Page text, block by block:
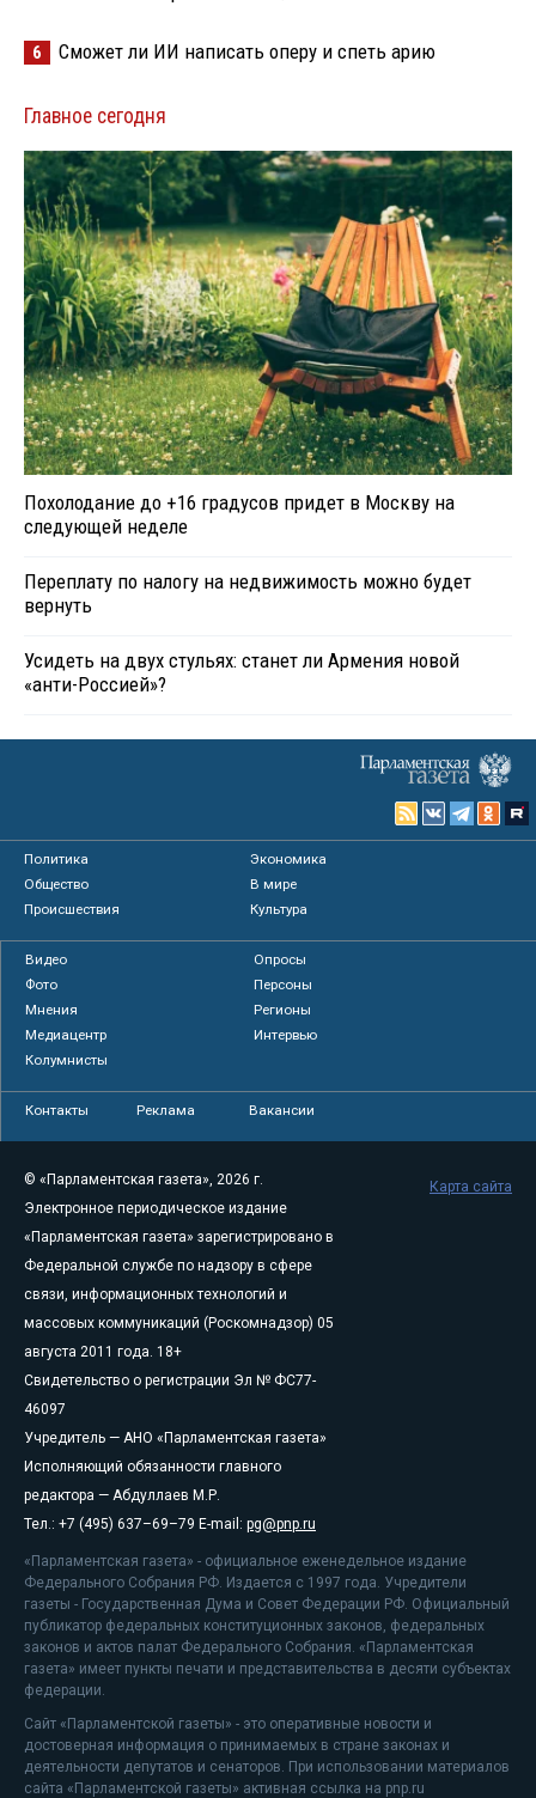
6 Сможет ли ИИ написать оперу и спеть арию
Главное сегодня
Похолодание до +16 градусов придет в Москву на
следующей неделе
Переплату по налогу на недвижимость можно будет
вернуть
Усидеть на двух стульях: станет ли Армения новой
«анти-Россией»?
Политика
Экономика
Общество
В мире
Происшествия
Культура
Видео
Опросы
Фото
Персоны
Мнения
Регионы
Медиацентр
Интервью
Колумнисты
Контакты Реклама Вакансии
© «Парламентская газета», 2026 г.
Электронное периодическое издание
«Парламентская газета» зарегистрировано в
Федеральной службе по надзору в сфере
связи, информационных технологий и
массовых коммуникаций (Роскомнадзор) 05
августа 2011 года. 18+
Свидетельство о регистрации Эл № ФС77-
46097
Учредитель — АНО «Парламентская газета»
Исполняющий обязанности главного
редактора — Абдуллаев М.Р.
Тел.: +7 (495) 637–69–79 E-mail: pg@pnp.ru
«Парламентская газета» - официальное еженедельное издание
Федерального Собрания РФ. Издается с 1997 года. Учредители
газеты - Государственная Дума и Совет Федерации РФ. Официальный
публикатор федеральных конституционных законов, федеральных
законов и актов палат Федерального Собрания. «Парламентская
газета» имеет пункты печати и представительства в десяти субъектах
федерации.
Сайт «Парламентской газеты» - это оперативные новости и
достоверная информация о принимаемых в стране законах и
деятельности депутатов и сенаторов. При использовании материалов
сайта «Парламентской газеты» активная ссылка на pnp.ru
Карта сайта